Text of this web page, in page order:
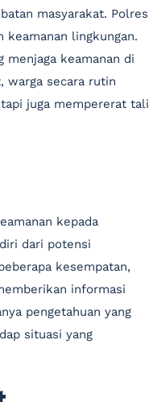
masyarakat. Polres
lingkungan.
keamanan di
warga secara rutin
juga mempererat tali
kepada
dari potensi
kesempatan,
informasi
pengetahuan yang
situasi yang